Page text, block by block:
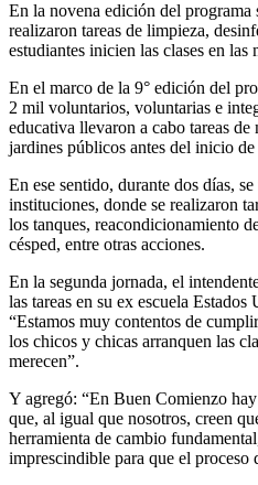
En la novena edición del
realizaron tareas de limpieza,
estudiantes inicien las clases en las
En el marco de la 9° edición del
2 mil voluntarios, voluntarias e
educativa llevaron a cabo tareas
jardines públicos antes del inicio de
En ese sentido, durante dos días,
instituciones, donde se realizaron
los tanques, reacondicionamiento
césped, entre otras acciones.
En la segunda jornada, el
las tareas en su ex escuela
“Estamos muy contentos de
los chicos y chicas arranquen las
merecen”.
Y agregó: “En Buen Comienzo
que, al igual que nosotros, creen
herramienta de cambio
imprescindible para que el proceso